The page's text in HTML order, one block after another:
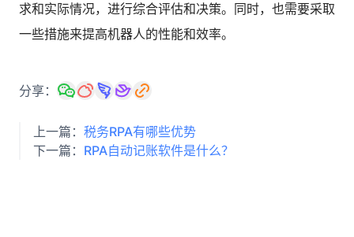
求和实际情况，进行综合评估和决策。同时，也需要采取
一些措施来提高机器人的性能和效率。
分享：
上一篇： 税务RPA有哪些优势
下一篇： RPA自动记账软件是什么？